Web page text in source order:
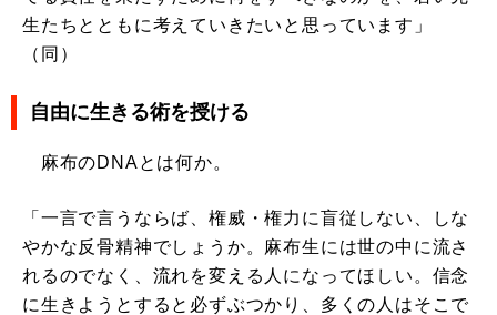
生たちとともに考えていきたいと思っています」
（同）
自由に生きる術を授ける
麻布のDNAとは何か。
「一言で言うならば、権威・権力に盲従しない、しな
やかな反骨精神でしょうか。麻布生には世の中に流さ
れるのでなく、流れを変える人になってほしい。信念
に生きようとすると必ずぶつかり、多くの人はそこで